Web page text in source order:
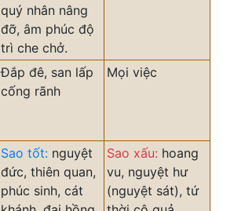
quý nhân nâng
đỡ, âm phúc độ
trì che chở.
Đắp đê, san lấp
cống rãnh
Mọi việc
Sao tốt: nguyệt
đức, thiên quan,
phúc sinh, cát
Sao xấu: hoang
vu, nguyệt hư
(nguyệt sát), tứ